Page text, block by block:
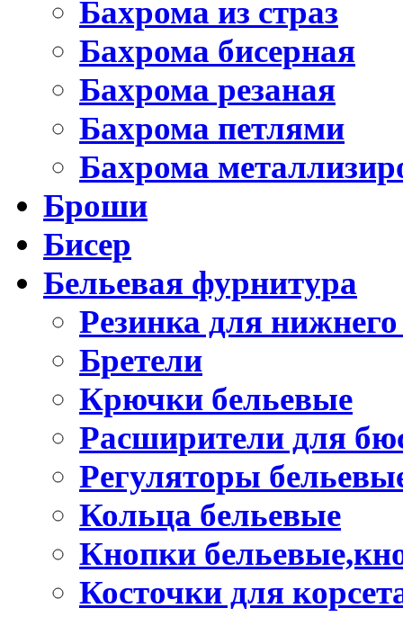
Бахрома из страз
Бахрома бисерная
Бахрома резаная
Бахрома петлями
Бахрома
Броши
Бисер
Бельевая фурнитура
Резинка для
Бретели
Крючки бельевые
Расширители для
Регуляторы
Кольца бельевые
Кнопки
Косточки для